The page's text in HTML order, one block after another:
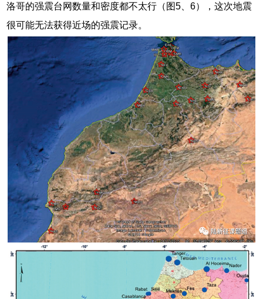
洛哥的强震台网数量和密度都不太行（图5、6），这次地震
很可能无法获得近场的强震记录。